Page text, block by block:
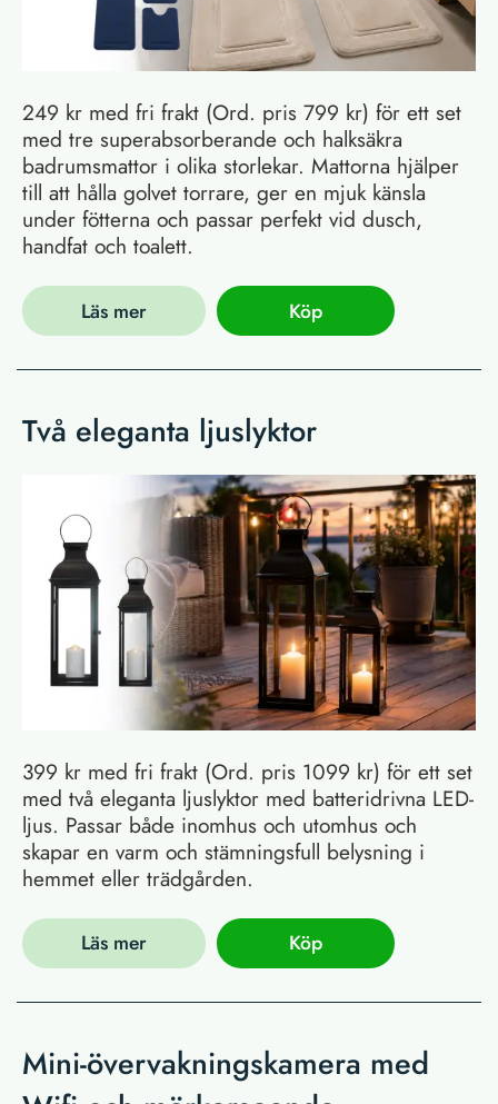
249 kr med fri frakt (Ord. pris 799 kr) för ett set
med tre superabsorberande och halksäkra
badrumsmattor i olika storlekar. Mattorna hjälper
till att hålla golvet torrare, ger en mjuk känsla
under fötterna och passar perfekt vid dusch,
handfat och toalett.
Läs mer Köp
Två eleganta ljuslyktor
399 kr med fri frakt (Ord. pris 1099 kr) för ett set
med två eleganta ljuslyktor med batteridrivna LED-
ljus. Passar både inomhus och utomhus och
skapar en varm och stämningsfull belysning i
hemmet eller trädgården.
Läs mer Köp
Mini-övervakningskamera med